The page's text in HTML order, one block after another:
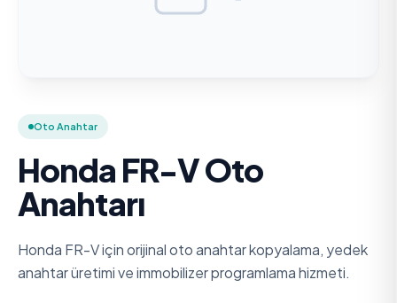
Oto Anahtar
Honda FR-V Oto
Anahtarı
Honda FR-V için orijinal oto anahtar kopyalama, yedek
anahtar üretimi ve immobilizer programlama hizmeti.